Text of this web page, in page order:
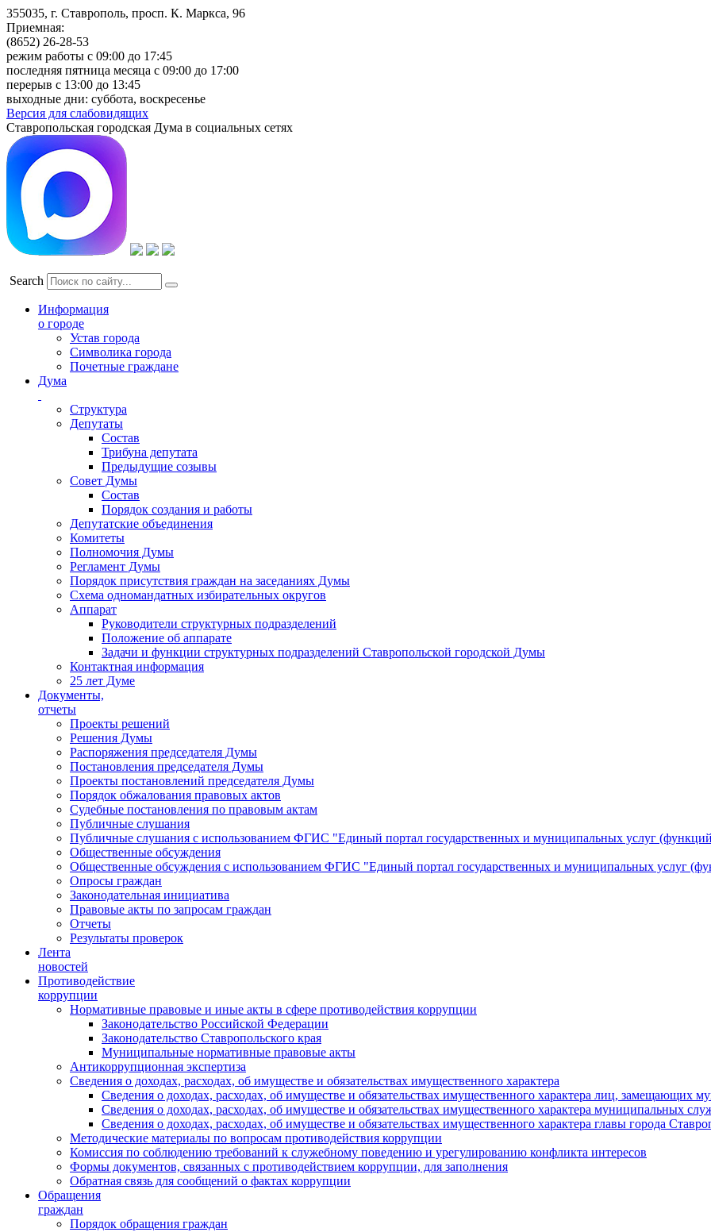
355035, г. Ставрополь, просп. К. Маркса, 96
Приемная:
(8652) 26-28-53
режим работы с 09:00 до 17:45
последняя пятница месяца с 09:00 до 17:00
перерыв с 13:00 до 13:45
выходные дни: суббота, воскресенье
Версия для слабовидящих
Ставропольская городская Дума в социальных сетях
Search
Информация
о городе
Устав города
Символика города
Почетные граждане
Дума
Структура
Депутаты
Состав
Трибуна депутата
Предыдущие созывы
Совет Думы
Состав
Порядок создания и работы
Депутатские объединения
Комитеты
Полномочия Думы
Регламент Думы
Порядок присутствия граждан на заседаниях Думы
Схема одномандатных избирательных округов
Аппарат
Руководители структурных подразделений
Положение об аппарате
Задачи и функции структурных подразделений Ставропольской городской Думы
Контактная информация
25 лет Думе
Документы,
отчеты
Проекты решений
Решения Думы
Распоряжения председателя Думы
Постановления председателя Думы
Проекты постановлений председателя Думы
Порядок обжалования правовых актов
Судебные постановления по правовым актам
Публичные слушания
Публичные слушания с использованием ФГИС "Единый портал государственных и муниципальных услуг
Общественные обсуждения
Общественные обсуждения с использованием ФГИС "Единый портал государственных и муниципальных услуг
Опросы граждан
Законодательная инициатива
Правовые акты по запросам граждан
Отчеты
Результаты проверок
Лента
новостей
Противодействие
коррупции
Нормативные правовые и иные акты в сфере противодействия коррупции
Законодательство Российской Федерации
Законодательство Ставропольского края
Муниципальные нормативные правовые акты
Антикоррупционная экспертиза
Сведения о доходах, расходах, об имуществе и обязательствах имущественного характера
Сведения о доходах, расходах, об имуществе и обязательствах имущественного характера лиц,
Сведения о доходах, расходах, об имуществе и обязательствах имущественного характера муниципальных
Сведения о доходах, расходах, об имуществе и обязательствах имущественного характера главы города
Методические материалы по вопросам противодействия коррупции
Комиссия по соблюдению требований к служебному поведению и урегулированию конфликта интересов
Формы документов, связанных с противодействием коррупции, для заполнения
Обратная связь для сообщений о фактах коррупции
Обращения
граждан
Порядок обращения граждан